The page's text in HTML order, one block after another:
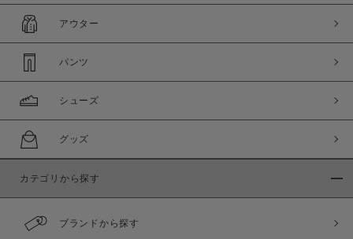
アウター
パンツ
シューズ
グッズ
カテゴリから探す
ブランドから探す